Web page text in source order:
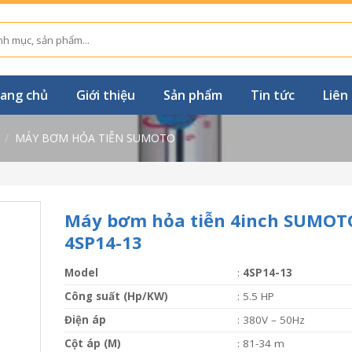
chủ Giới thiệu Sản phẩm Tin tức Liên
/ MÁY BƠM HỎA TIỄN SUMOTO
Máy bơm hỏa tiễn 4inch
4SP14-13
Model : 4SP14-13
Công suất (Hp/KW)
: 5.5 HP
Điện áp
: 380V – 50Hz
Cột áp (M)
: 81-34 m